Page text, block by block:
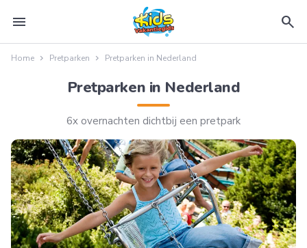
menu search
Home Pretparken Pretparken in Nederland
Pretparken in Nederland
6x overnachten dichtbij een pretpark